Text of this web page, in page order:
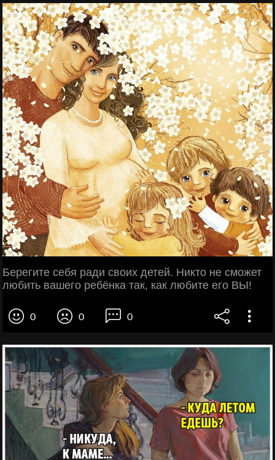
Берегите себя ради своих детей. Никто не сможет
любить вашего ребёнка так, как любите его ВЫ!
0 0 0